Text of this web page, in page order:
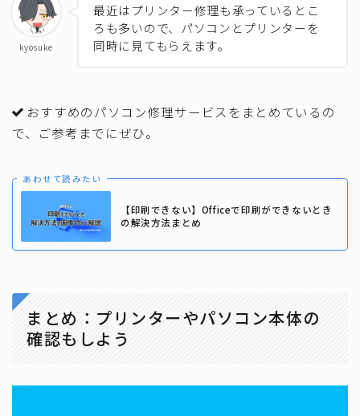
kyosuke
最近はプリンター修理も承っているとこ
ろも多いので、パソコンとプリンターを
同時に見てもらえます。
おすすめのパソコン修理サービスをまとめているの
で、ご参考までにぜひ。
あわせて読みたい
【印刷できない】Officeで印刷ができないとき
の解決方法まとめ
まとめ：プリンターやパソコン本体の
確認もしよう